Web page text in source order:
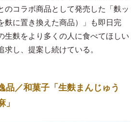
のコラボ商品として発売した「麩ッ
麩に置き換えた商品）」も即日完
生麩をより多くの人に食べてほしい
求し、提案し続けている。
品／和菓子「生麩まんじゅう